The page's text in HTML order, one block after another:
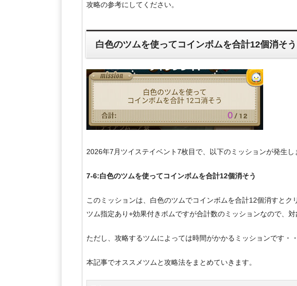
攻略の参考にしてください。
白色のツムを使ってコインボムを合計12個消そ
2026年7月ツイステイベント7枚目で、以下のミッションが発生し
7-6:白色のツムを使ってコインボムを合計12個消そう
このミッションは、白色のツムでコインボムを合計12個消すとク
ツム指定あり+効果付きボムですが合計数のミッションなので、対
ただし、攻略するツムによっては時間がかかるミッションです・
本記事でオススメツムと攻略法をまとめていきます。